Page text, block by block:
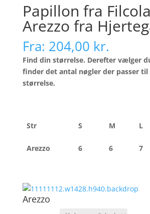
Papillon fra
Arezzo fra
Fra: 204,00 kr.
Find din størrelse. Derefter vælger
finder det antal nøgler der passer til
størrelse.
Str S M L
Arezzo 6 6 7
Arezzo